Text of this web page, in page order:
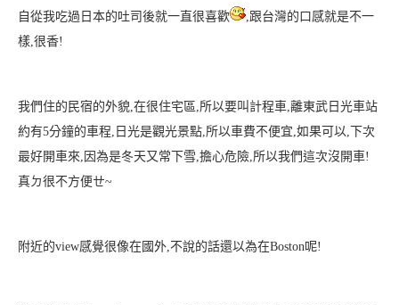
自從我吃過日本的吐司後就一直很喜歡
,跟台灣的口感就是不一
樣,很香!
我們住的民宿的外貌,在很住宅區,所以要叫計程車,離東武日光車站
約有5分鐘的車程,日光是觀光景點,所以車費不便宜,如果可以,下次
最好開車來,因為是冬天又常下雪,擔心危險,所以我們這次沒開車!
真ㄉ很不方便ㄝ~
附近的view感覺很像在國外,不說的話還以為在Boston呢!